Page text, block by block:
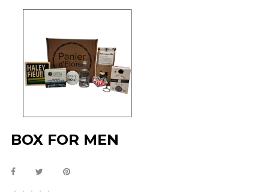
BOX FOR MEN